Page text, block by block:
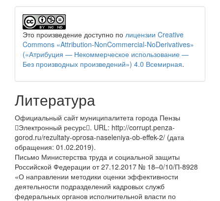
Это произведение доступно по лицензии Creative
Commons «Attribution-NonCommercial-NoDerivatives»
(«Атрибуция — Некоммерческое использование —
Без производных произведений») 4.0 Всемирная.
Литература
Официальный сайт муниципалитета города Пензы
Электронный ресурс. URL: http://corrupt.penza-
gorod.ru/rezultaty-oprosa-naseleniya-ob-effek-2/ (дата
обращения: 01.02.2019).
Письмо Министерства труда и социальной защиты
Российской Федерации от 27.12.2017 № 18–0/10/П-8928
«О направлении методики оценки эффективности
деятельности подразделений кадровых служб
федеральных органов исполнительной власти по